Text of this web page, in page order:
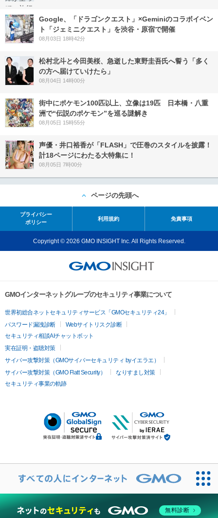
Google、「ドラゴンクエスト」×Geminiのコラボイベン
ト「ジェミニクエスト」を渋谷・原宿で開催
08月03日 18時42分
松村北斗と今田美桜、急逝した東野圭吾氏へ誓う「多く
の方へ届けていけたら」
08月04日 14時00分
街中にポケモン100匹以上、立像は19匹 日本橋・八重
洲で“伝説のポケモン”を巡る謎解き
08月05日 15時55分
声優・井口裕香が「FLASH」で圧巻のスタイルを披露！
計18ページにわたる大特集に！
08月05日 7時00分
ページの先頭へ
プライバシー
ポリシー
利用規約 免責事項
Copyright © 2026 GMO INSIGHT Inc. All Rights Reserved.
GMOインターネットグループのセキュリティ事業について
世界初総合ネットセキュリティサービス「GMOセキュリティ24」
パスワード漏洩診断
Webサイトリスク診断
セキュリティ相談AIチャットボット
実在証明・盗聴対策
サイバー攻撃対策（GMOサイバーセキュリティ byイエラエ）
サイバー攻撃対策（GMO Flatt Security）
なりすまし対策
セキュリティ事業の軌跡
無料診断